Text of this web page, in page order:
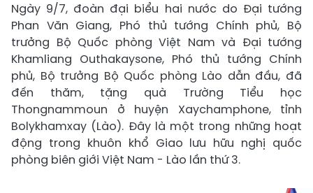
Ngày 9/7, đoàn đại biểu hai nước do Đại tướng
Phan Văn Giang, Phó thủ tướng Chính phủ, Bộ
trưởng Bộ Quốc phòng Việt Nam và Đại tướng
Khamliang Outhakaysone, Phó thủ tướng Chính
phủ, Bộ trưởng Bộ Quốc phòng Lào dẫn đầu, đã
đến thăm, tặng quà Trường Tiểu học
Thongnammoun ở huyện Xaychamphone, tỉnh
Bolykhamxay (Lào). Đây là một trong những hoạt
động trong khuôn khổ Giao lưu hữu nghị quốc
phòng biên giới Việt Nam - Lào lần thứ 3.